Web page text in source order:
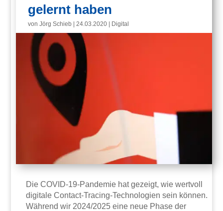
gelernt haben
vonJörg Schieb |24.03.2020 Digital
Die COVID-19-Pandemie hat gezeigt, wie wertvoll
digitale Contact-Tracing-Technologien sein können.
Während wir 2024/2025 eine neue Phase der